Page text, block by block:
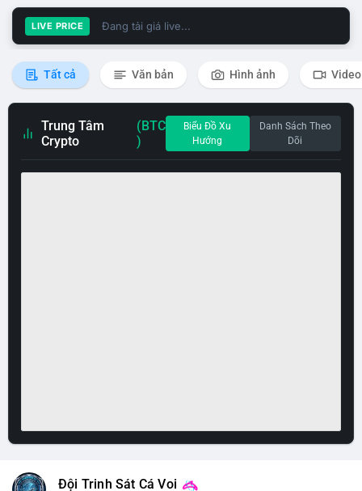
LIVE PRICE Đang tải giá live...
Tất cả Văn bản Hình ảnh Video
Trung Tâm
Crypto
(BTC
)
Biểu Đồ Xu
Hướng
Danh Sách Theo
Dõi
Đội Trinh Sát Cá Voi